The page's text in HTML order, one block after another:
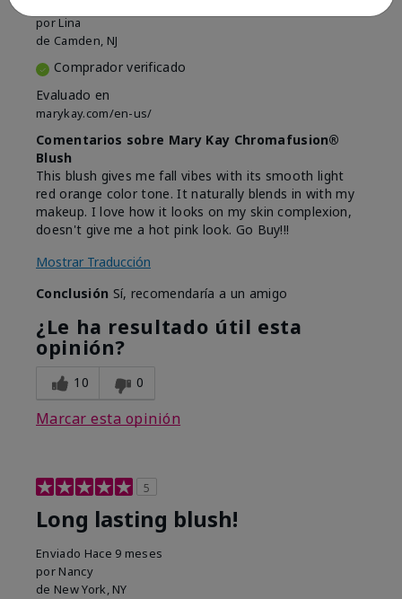
porLina
de Camden, NJ
Comprador verificado
Evaluado en
marykay.com/en-us/
Comentarios sobre Mary Kay Chromafusion®
Blush
This blush gives me fall vibes with its smooth light
red orange color tone. It naturally blends in with my
makeup. I love how it looks on my skin complexion,
doesn't give me a hot pink look. Go Buy!!!
Mostrar Traducción
Conclusión Sí, recomendaría a un amigo
¿Le ha resultado útil esta
opinión?
10 0
Marcar esta opinión
5
Long lasting blush!
Enviado Hace 9 meses
por Nancy
de New York, NY